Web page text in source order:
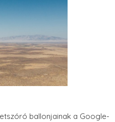
ballonjainak a Google-